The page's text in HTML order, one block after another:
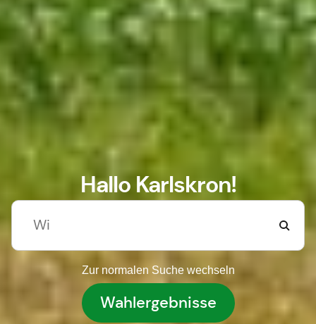
Hallo Karlskron!
Zur normalen Suche wechseln
Wahlergebnisse